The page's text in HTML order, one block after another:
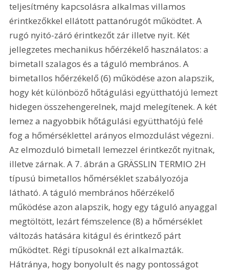
teljesítmény kapcsolásra alkalmas villamos
érintkezőkkel ellátott pattanórugót működtet. A
rugó nyitó-záró érintkezőt zár illetve nyit. Két
jellegzetes mechanikus hőérzékelő használatos: a
bimetall szalagos és a táguló membrános. A
bimetallos hőérzékelő (6) működése azon alapszik,
hogy két különböző hőtágulási együtthatójú lemezt
hidegen összehengerelnek, majd melegítenek. A két
lemez a nagyobbik hőtágulási együtthatójú felé
fog a hőmérséklettel arányos elmozdulást végezni.
Az elmozduló bimetall lemezzel érintkezőt nyitnak,
illetve zárnak. A 7. ábrán a GRÄSSLIN TERMIO 2H
típusú bimetallos hőmérséklet szabályozója
látható. A táguló membrános hőérzékelő
működése azon alapszik, hogy egy táguló anyaggal
megtöltött, lezárt fémszelence (8) a hőmérséklet
változás hatására kitágul és érintkező párt
működtet. Régi típusoknál ezt alkalmazták.
Hátránya, hogy bonyolult és nagy pontosságot